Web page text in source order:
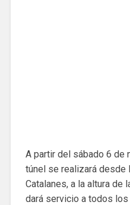
A partir del sábado 6 de
túnel se realizará desde
Catalanes, a la altura de
dará servicio a todos